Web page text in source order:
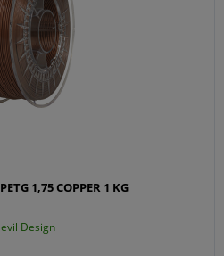
1,75 COPPER 1 KG
Design